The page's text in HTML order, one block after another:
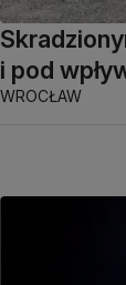
i pod
WROCŁAW